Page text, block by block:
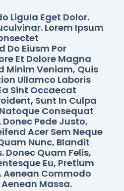
Ligula Eget Dolor.
Lorem Ipsum
Do Eiusm Por
Et Dolore Magna
Minim Veniam, Quis
Ullamco Laboris
Sint Occaecat
Sunt In Culpa
Consequat
Pede Justo,
Acer Sem Neque
Nunc, Blandit
Donec Quam Felis,
Eu, Pretium
Aenean Commodo
Massa.